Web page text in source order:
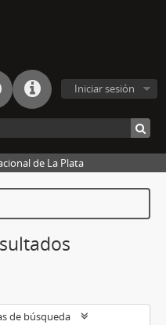
Iniciar sesión
de La Plata
de búsqueda